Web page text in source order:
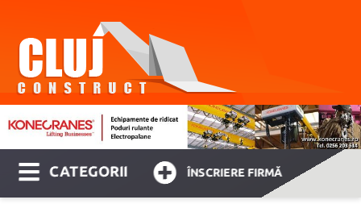
CATEGORII ÎNSCRIERE FIRMĂ